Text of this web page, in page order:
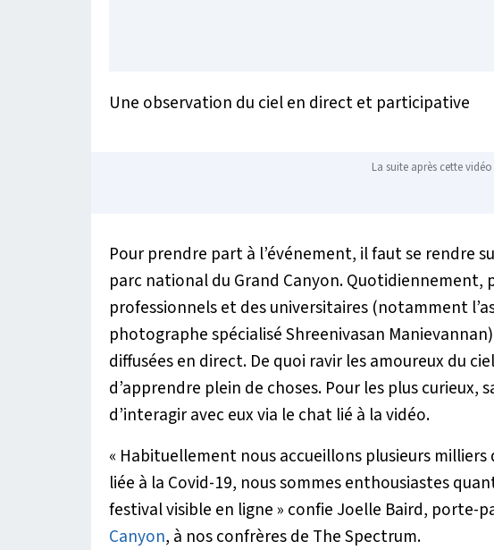
Une observation du ciel en direct et participative
La suite après cette vidéo
Pour prendre part à l’événement, il faut se rendre
parc national du Grand Canyon. Quotidiennement,
professionnels et des universitaires (notamment
photographe spécialisé Shreenivasan
diffusées en direct. De quoi ravir les amoureux du
d’apprendre plein de choses. Pour les plus curieux,
d’interagir avec eux via le chat lié à la vidéo.
« Habituellement nous accueillons plusieurs
liée à la Covid-19, nous sommes enthousiastes
festival visible en ligne » confie Joelle Baird, porte-
Canyon, à nos confrères de The Spectrum.